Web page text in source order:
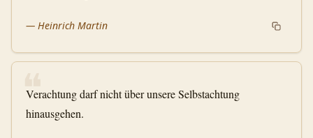
— Heinrich Martin
❝
Verachtung darf nicht über unsere Selbstachtung
hinausgehen.